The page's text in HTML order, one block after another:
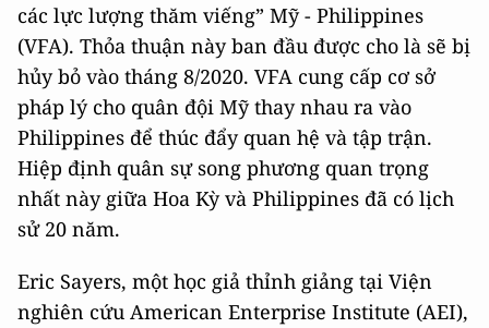
các lực lượng thăm viếng” Mỹ - Philippines
(VFA). Thỏa thuận này ban đầu được cho là sẽ bị
hủy bỏ vào tháng 8/2020. VFA cung cấp cơ sở
pháp lý cho quân đội Mỹ thay nhau ra vào
Philippines để thúc đẩy quan hệ và tập trận.
Hiệp định quân sự song phương quan trọng
nhất này giữa Hoa Kỳ và Philippines đã có lịch
sử 20 năm.
Eric Sayers, một học giả thỉnh giảng tại Viện
nghiên cứu American Enterprise Institute (AEI),